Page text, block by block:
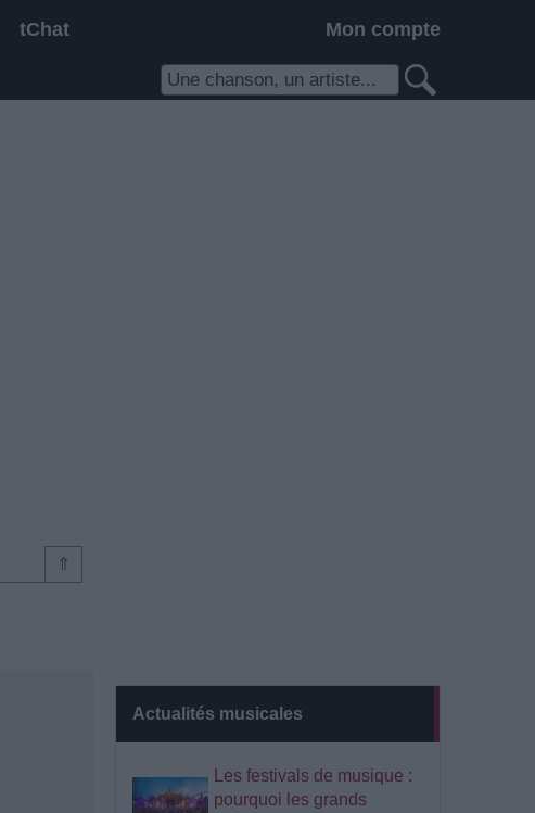
tChat Mon compte
Actualités musicales
Les festivals de musique :
pourquoi les grands
⇑